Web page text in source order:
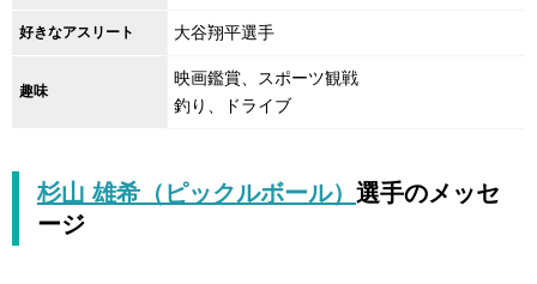
好きなアスリート 大谷翔平選手
趣味
映画鑑賞、スポーツ観戦
釣り、ドライブ
杉山 雄希（ピックルボール） 選手のメッセ
ージ